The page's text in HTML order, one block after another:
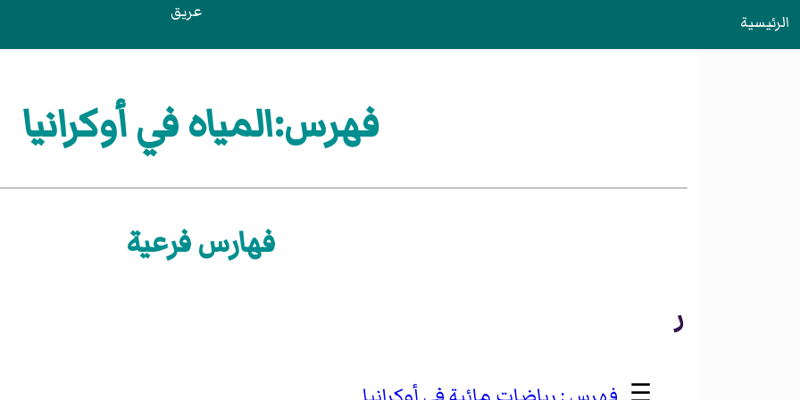
الرئيسية عريق
فهرس:المياه في أوكرانيا
فهارس فرعية
ر